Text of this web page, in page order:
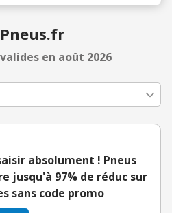
en août 2026
absolument ! Pneus
jusqu'à 97% de réduc sur
sans code promo